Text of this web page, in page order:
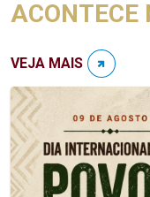
ACONTECE
VEJA MAIS